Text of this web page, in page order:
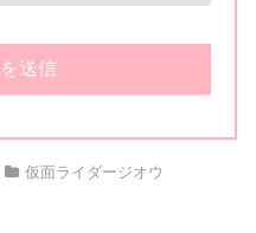
仮面ライダージオウ